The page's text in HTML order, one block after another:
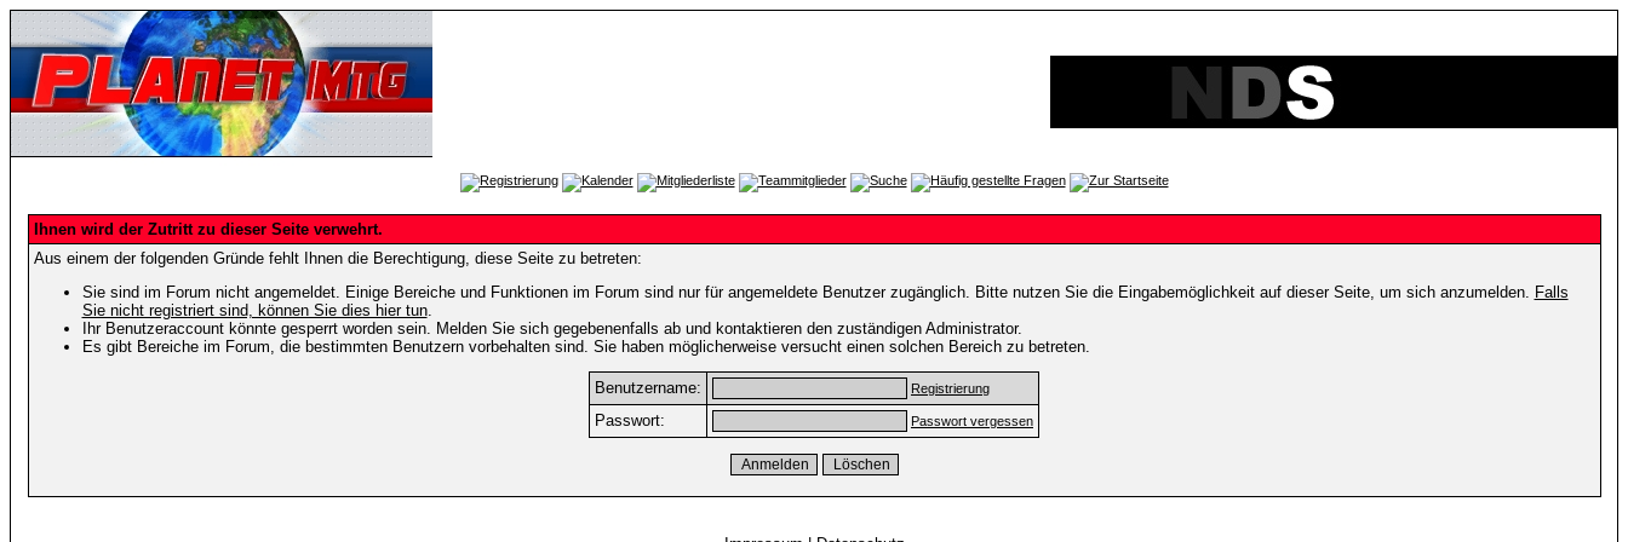
Ihnen wird der Zutritt zu dieser Seite verwehrt.
Aus einem der folgenden Gründe fehlt Ihnen die Berechtigung, diese Seite zu betreten:
Sie sind im Forum nicht angemeldet. Einige Bereiche und Funktionen im Forum sind nur für angemeldete Benutzer zugänglich. Bitte nutzen Sie die Eingabemöglichkeit auf dieser Seite, um sich anzumelden. Falls
Sie nicht registriert sind, können Sie dies hier tun.
Ihr Benutzeraccount könnte gesperrt worden sein. Melden Sie sich gegebenenfalls ab und kontaktieren den zuständigen Administrator.
Es gibt Bereiche im Forum, die bestimmten Benutzern vorbehalten sind. Sie haben möglicherweise versucht einen solchen Bereich zu betreten.
Benutzername: Registrierung
Passwort: Passwort vergessen